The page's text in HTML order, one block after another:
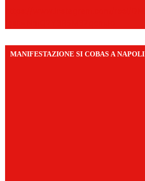
MANIFESTAZIONE SI COBAS A NAPOLI